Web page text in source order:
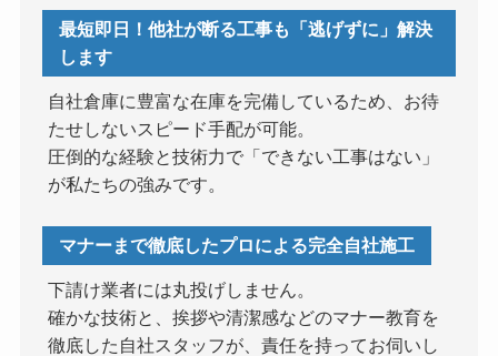
最短即日！他社が断る工事も「逃げずに」解決
します
自社倉庫に豊富な在庫を完備しているため、お待
たせしないスピード手配が可能。
圧倒的な経験と技術力で「できない工事はない」
が私たちの強みです。
マナーまで徹底したプロによる完全自社施工
下請け業者には丸投げしません。
確かな技術と、挨拶や清潔感などのマナー教育を
徹底した自社スタッフが、責任を持ってお伺いし